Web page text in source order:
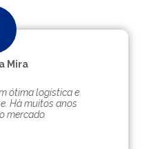
Mira
ótima logística e
Hà muitos anos
mercado.